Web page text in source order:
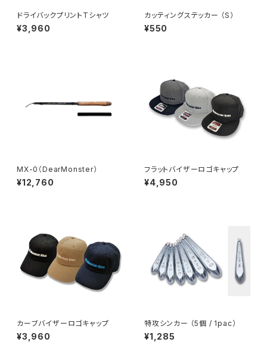
ドライバックプリントTシャツ
¥3,960
カッティングステッカー （S）
¥550
MX-0（DearMonster）
¥12,760
フラットバイザーロゴキャップ
¥4,950
カーブバイザーロゴキャップ
¥3,960
特攻シンカー （5個 / 1pac）
¥1,285